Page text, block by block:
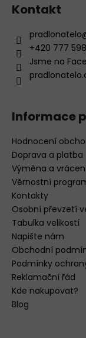
Kontakt
pradlonatelo
+420 777
Jsme na
Informace
Hodnocení
Doprava a platba
Výměna a
Věrnostní
Kontakty
Osobní převzetí
Tabulka velikostí
Napište nám
Obchodní
Podmínky
Reklamační řád
Kde nakupovat?
Blog